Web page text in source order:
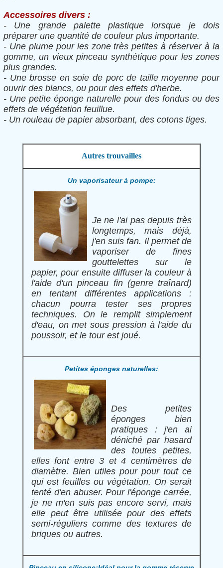
Accessoires divers :
- Une grande palette plastique lorsque je dois
préparer une quantité de couleur plus importante.
- Une plume pour les zone très petites à réserver à la
gomme, un vieux pinceau synthétique pour les zones
plus grandes.
- Une brosse en soie de porc de taille moyenne pour
ouvrir des blancs, ou pour des effets d'herbe.
- Une petite éponge naturelle pour des fondus ou des
effets de végétation feuillue.
- Un rouleau de papier absorbant, des cotons tiges.
Autres trouvailles
Un vaporisateur à pompe:
Je ne l'ai pas depuis très
longtemps, mais déjà,
j'en suis fan. Il permet de
vaporiser de fines
gouttelettes sur le
papier, pour ensuite diffuser la couleur à
l'aide d'un pinceau fin (genre traînard)
en tentant différentes applications :
chacun pourra tester ses propres
techniques. On le remplit simplement
d'eau, on met sous pression à l'aide du
poussoir, et le tour est joué.
Petites éponges naturelles:
Des petites
éponges bien
pratiques : j'en ai
déniché par hasard
des toutes petites,
elles font entre 3 et 4 centimètres de
diamètre. Bien utiles pour pour tout ce
qui est feuilles ou végétation. On serait
tenté d'en abuser. Pour l'éponge carrée,
je ne m'en suis pas encore servi, mais
elle peut être utilisée pour des effets
semi-réguliers comme des textures de
briques ou autres.